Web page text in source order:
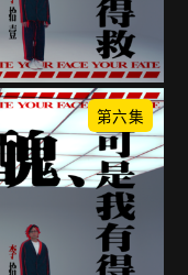
第六集